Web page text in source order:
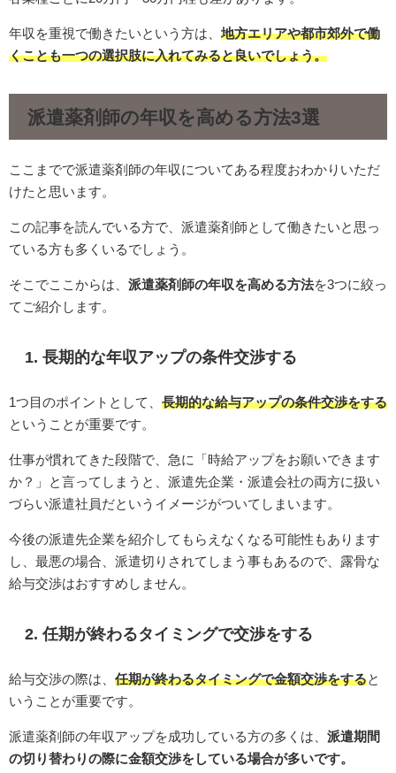
年収を重視で働きたいという方は、 地方エリアや都市郊外で働
くことも一つの選択肢に入れてみると良いでしょう。
派遣薬剤師の年収を高める方法3選
ここまでで派遣薬剤師の年収についてある程度おわかりいただ
けたと思います。
この記事を読んでいる方で、派遣薬剤師として働きたいと思っ
ている方も多くいるでしょう。
そこでここからは、 派遣薬剤師の年収を高める方法を3つに絞っ
てご紹介します。
1. 長期的な年収アップの条件交渉する
1つ目のポイントとして、 長期的な給与アップの条件交渉をする
ということが重要です。
仕事が慣れてきた段階で、急に「時給アップをお願いできます
か？」と言ってしまうと、派遣先企業・派遣会社の両方に扱い
づらい派遣社員だというイメージがついてしまいます。
今後の派遣先企業を紹介してもらえなくなる可能性もあります
し、最悪の場合、派遣切りされてしまう事もあるので、露骨な
給与交渉はおすすめしません。
2. 任期が終わるタイミングで交渉をする
給与交渉の際は、 任期が終わるタイミングで金額交渉をする と
いうことが重要です。
派遣薬剤師の年収アップを成功している方の多くは、 派遣期間
の切り替わりの際に金額交渉をしている場合が多いです。